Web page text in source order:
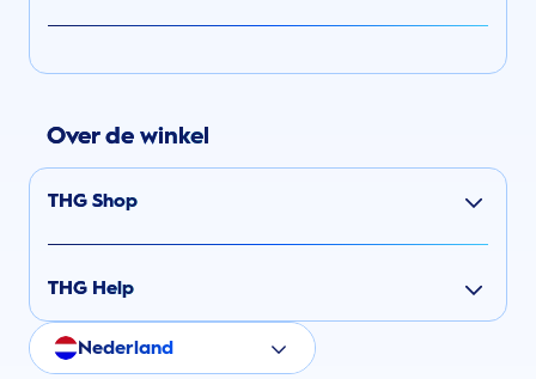
Over de winkel
THG Shop
THG Help
Nederland